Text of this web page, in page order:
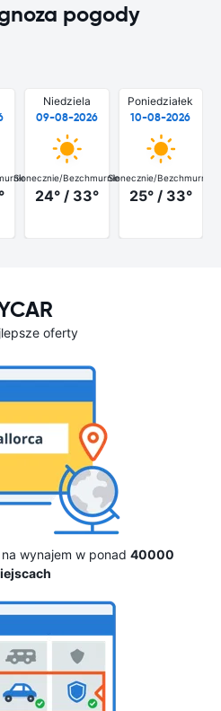
pogody
Niedziela
09-08-2026
Słonecznie/Bezchmurnie
24° / 33°
Poniedziałek
10-08-2026
Słonecznie/Bezchmurnie
25° / 33°
oferty
wynajem w ponad 40000